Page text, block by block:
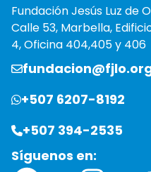
Fundación Jesús Luz de
Calle 53, Marbella,
4, Oficina 404,405 y 406
+507 6207-8192
+507 394-2535
Síguenos en: